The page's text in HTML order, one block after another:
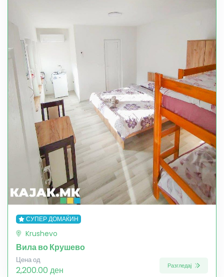
СУПЕР ДОМАЌИН
Krushevo
Вила во Крушево
Цена од
2,200.00 ден Разгледај